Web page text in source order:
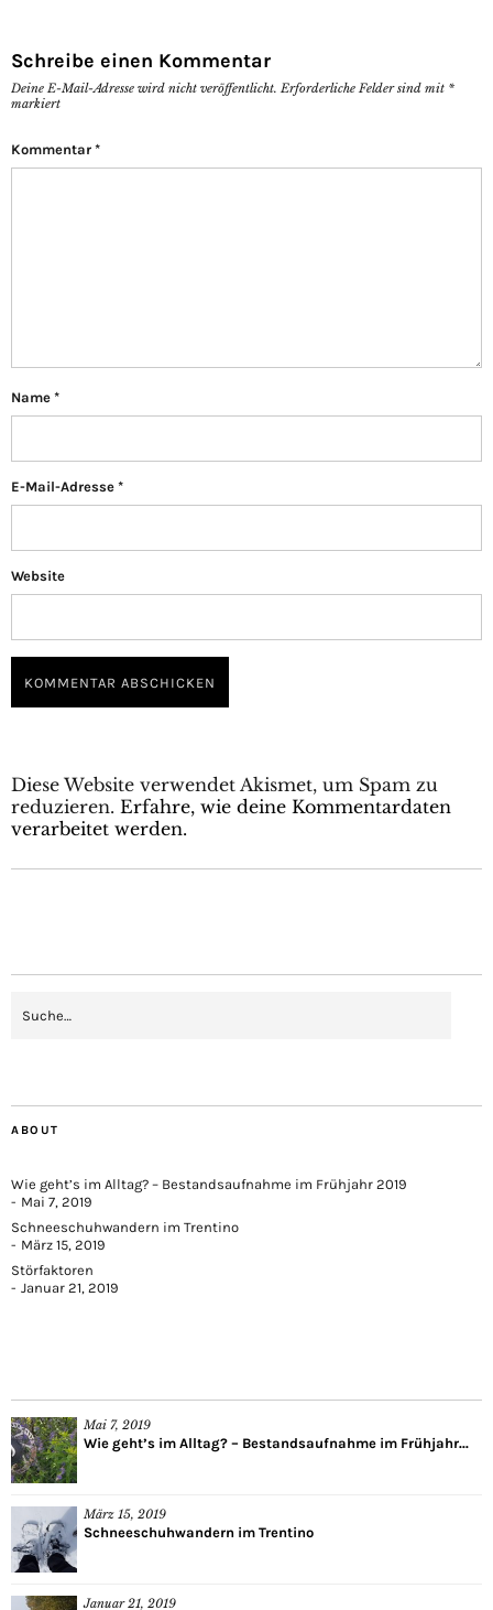
Schreibe einen Kommentar
Deine E-Mail-Adresse wird nicht veröffentlicht. Erforderliche Felder sind mit *
markiert
Kommentar *
Name *
E-Mail-Adresse *
Website
Diese Website verwendet Akismet, um Spam zu
reduzieren. Erfahre, wie deine Kommentardaten
verarbeitet werden.
ABOUT
Wie geht’s im Alltag? – Bestandsaufnahme im Frühjahr 2019
Mai 7, 2019
Schneeschuhwandern im Trentino
März 15, 2019
Störfaktoren
Januar 21, 2019
Mai 7, 2019
Wie geht’s im Alltag? – Bestandsaufnahme im Frühjahr...
März 15, 2019
Schneeschuhwandern im Trentino
Januar 21, 2019